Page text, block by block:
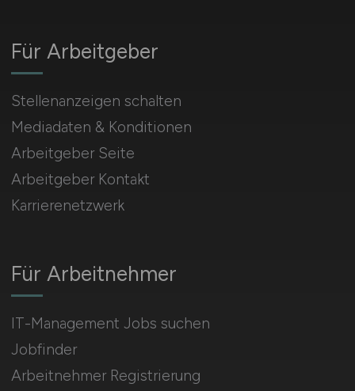
Für Arbeitnehmer
IT-Management Jobs suchen
Jobfinder
Arbeitnehmer Registrierung
Für Arbeitgeber
Stellenanzeigen schalten
Mediadaten & Konditionen
Arbeitgeber Seite
Arbeitgeber Kontakt
Karrierenetzwerk